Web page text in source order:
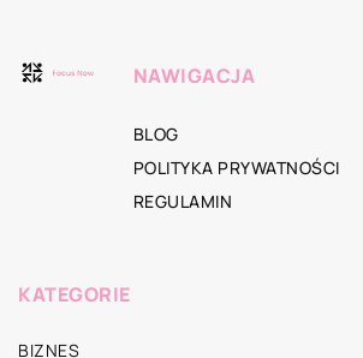
NAWIGACJA
BLOG
POLITYKA PRYWATNOŚCI
REGULAMIN
KATEGORIE
BIZNES